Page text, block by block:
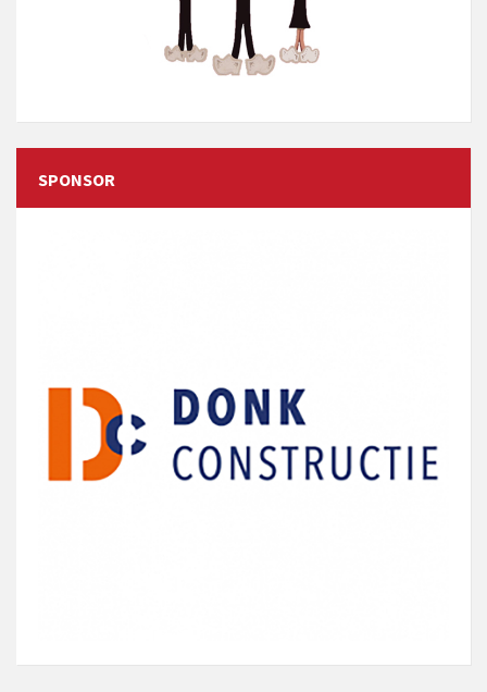
SPONSOR